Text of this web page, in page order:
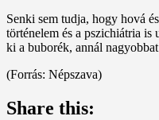
Senki sem tudja, hogy hová
történelem és a pszichiátria
ki a buborék, annál
(Forrás: Népszava)
Share this: